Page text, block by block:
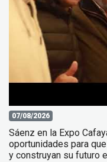
07/08/2026
Sáenz en la Expo
oportunidades para
y construyan su futuro